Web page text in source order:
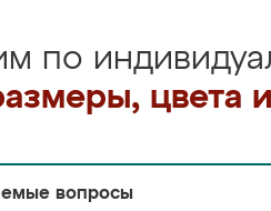
по
цвета
вопросы